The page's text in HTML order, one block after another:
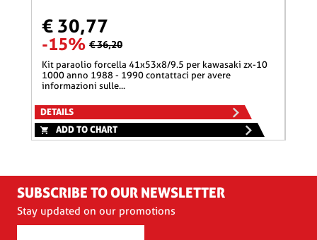
€ 30,77
-15% € 36,20
kit paraolio forcella 41x53x8/9.5 per kawasaki zx-10
1000 anno 1988 - 1990 contattaci per avere
informazioni sulle...
DETAILS
ADD TO CHART
SUBSCRIBE TO OUR NEWSLETTER
Stay updated on our promotions